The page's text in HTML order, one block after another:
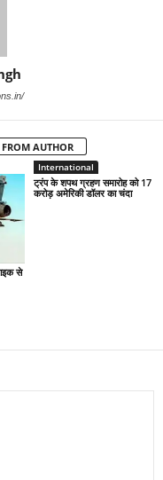
FROM AUTHOR
से
International
ट्रंप के शपथ ग्रहण समारोह को 17
करोड़ अमेरिकी डॉलर का चंदा